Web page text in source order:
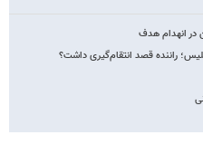
انهدام هدف
راننده قصد انتقام‌گیری داشت؟